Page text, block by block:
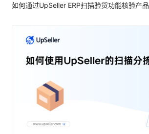
如何通过UpSeller ERP扫描验货功能核验产品